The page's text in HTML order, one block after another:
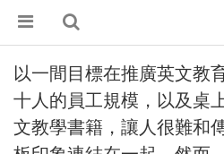
以一間目標在推廣英文教
十人的員工規模，以及桌
文教學書籍，讓人很難和